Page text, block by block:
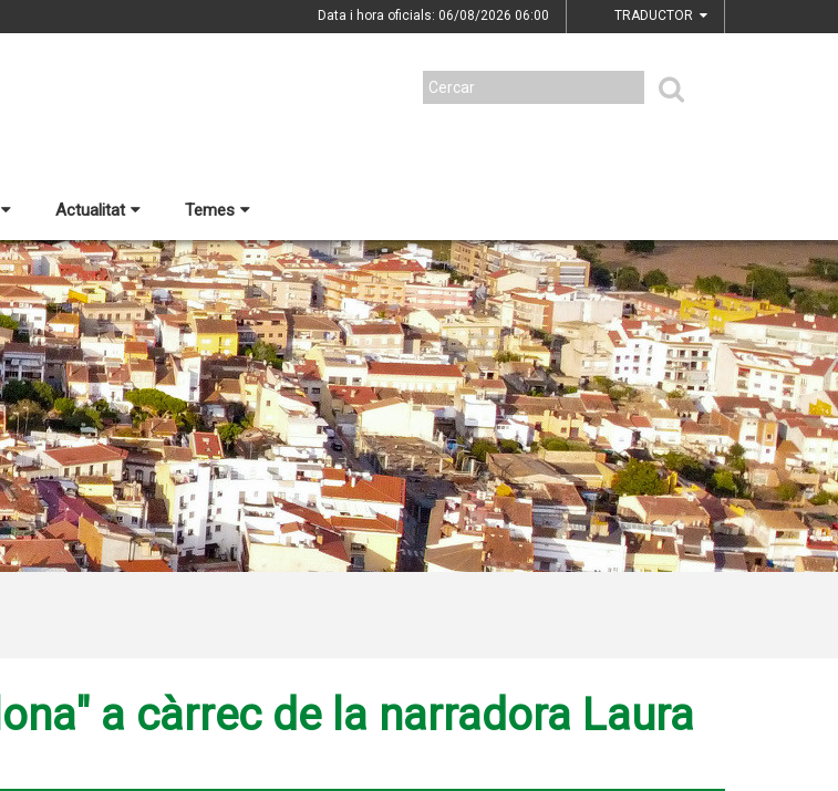
Data i hora oficials: 06/08/2026 06:00 TRADUCTOR
Actualitat Temes
a càrrec de la narradora Laura